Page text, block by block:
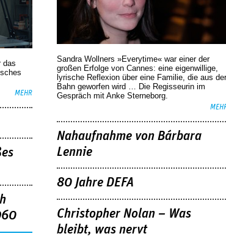
das
MEHR
Sandra Wollners »Everytime« war einer der
großen Erfolge von Cannes: eine eigenwillige,
lyrische Reflexion über eine ­Familie, die aus der
Bahn geworfen wird … Die Regisseurin im
Gespräch mit Anke Sterneborg.
Nahaufnahme von Bárbara
Lennie
80 Jahre DEFA
Christopher Nolan – Was
bleibt, was nervt